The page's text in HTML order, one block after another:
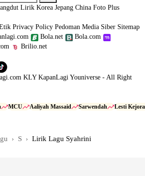
Lirik Korea Jepang China Foto Plus
Privacy Policy Pedoman Media Siber Sitemap
Bola.net
Bola.com
Brilio.net
KLY KapanLagi Youniverse - All Right
MCU Aaliyah Massaid Sarwendah Lesti Kejora
S Lirik Lagu Syahrini